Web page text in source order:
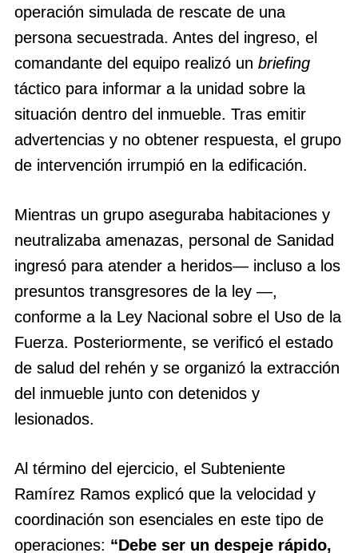
operación simulada de rescate de una
persona secuestrada. Antes del ingreso, el
comandante del equipo realizó un briefing
táctico para informar a la unidad sobre la
situación dentro del inmueble. Tras emitir
advertencias y no obtener respuesta, el grupo
de intervención irrumpió en la edificación.
Mientras un grupo aseguraba habitaciones y
neutralizaba amenazas, personal de Sanidad
ingresó para atender a heridos— incluso a los
presuntos transgresores de la ley —,
conforme a la Ley Nacional sobre el Uso de la
Fuerza. Posteriormente, se verificó el estado
de salud del rehén y se organizó la extracción
del inmueble junto con detenidos y
lesionados.
Al término del ejercicio, el Subteniente
Ramírez Ramos explicó que la velocidad y
coordinación son esenciales en este tipo de
operaciones: “Debe ser un despeje rápido,